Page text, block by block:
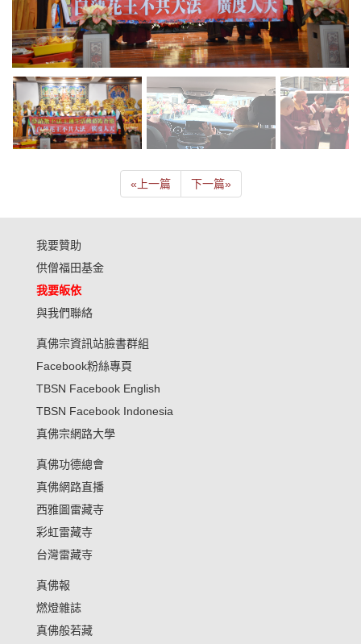
« 上一篇 下一篇»
我要贊助
供僧福田基金
我要皈依
與我們聯絡
真佛宗資訊站臉書群組
Facebook粉絲專頁
TBSN Facebook English
TBSN Facebook Indonesia
真佛宗網路大學
真佛功德總會
真佛網路直播
西雅圖雷藏寺
彩虹雷藏寺
台灣雷藏寺
真佛報
燃燈雜誌
真佛般若藏